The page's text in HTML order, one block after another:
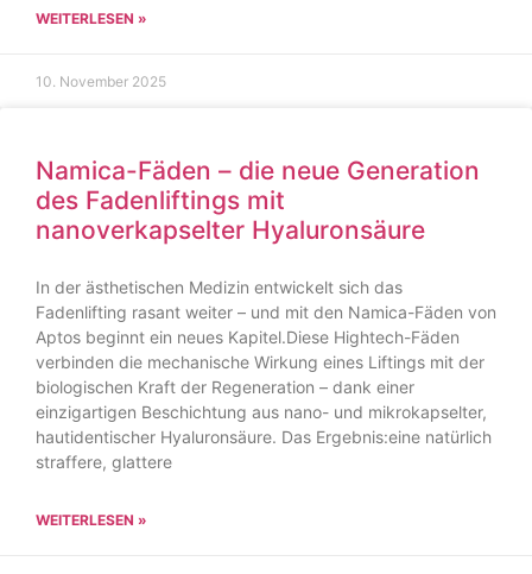
WEITERLESEN »
10. November 2025
Namica-Fäden – die neue Generation
des Fadenliftings mit
nanoverkapselter Hyaluronsäure
In der ästhetischen Medizin entwickelt sich das
Fadenlifting rasant weiter – und mit den Namica-Fäden von
Aptos beginnt ein neues Kapitel.Diese Hightech-Fäden
verbinden die mechanische Wirkung eines Liftings mit der
biologischen Kraft der Regeneration – dank einer
einzigartigen Beschichtung aus nano- und mikrokapselter,
hautidentischer Hyaluronsäure. Das Ergebnis:eine natürlich
straffere, glattere
WEITERLESEN »